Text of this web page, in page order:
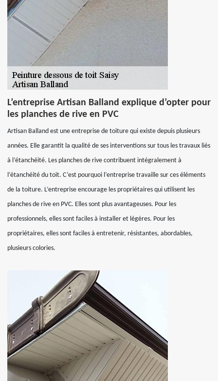
L’entreprise Artisan Balland explique d’opter pour
les planches de rive en PVC
Artisan Balland est une entreprise de toiture qui existe depuis plusieurs
années. Elle garantit la qualité de ses interventions sur tous les travaux liés
à l’étanchéité. Les planches de rive contribuent intégralement à
l’étanchéité du toit. C’est pourquoi l’entreprise travaille sur ces éléments
de la toiture. L’entreprise encourage les propriétaires qui utilisent les
planches de rive en PVC. Elles sont plus avantageuses. Pour les
professionnels, elles sont faciles à installer et légères. Pour les
propriétaires, elles sont faciles à entretenir, résistantes, abordables,
plusieurs colories.